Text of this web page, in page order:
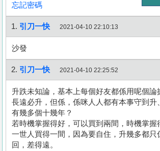
忘記密碼
1. 引刀一快 2021-04-10 22:10:13
沙發
2. 引刀一快 2021-04-10 22:25:52
升跌未知論，基本上每個好友都係用呢個論
長遠必升，但係，係咪人人都有本事守到升
有幾多個十幾年？
若時機掌握得好，可以買到兩間，時機掌握
一世人買得一間，因為要自住，升幾多都只
回，差得遠。